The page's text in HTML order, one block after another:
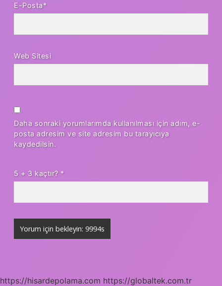
E-Posta*
Web Sitesi
Daha sonraki yorumlarımda kullanılması için adım, e-
posta adresim ve site adresim bu tarayıcıya
kaydedilsin.
5 + 3 kaçtır? *
https://hisardepolama.com https://globaltek.com.tr